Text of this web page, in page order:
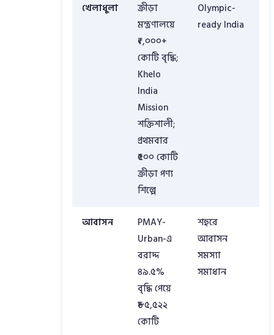
খেলাধুলা
ক্রীড়া
মন্ত্রণালয়ে
₹১,০০০+
কোটি বৃদ্ধি;
Khelo
India
Mission
শক্তিশালী;
প্রথমবার
₹৫০০ কোটি
ক্রীড়া পণ্য
শিল্পে
Olympic-
ready India
আবাসন
PMAY-
Urban-এ
বরাদ্দ
৪৯.৫%
বৃদ্ধি পেয়ে
₹৮৫,৫২২
কোটি
শহুরে
আবাসন
সমস্যা
সমাধান